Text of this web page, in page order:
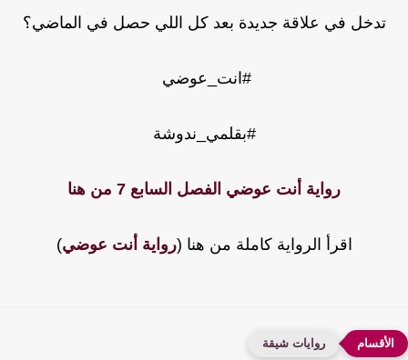
تدخل في علاقة جديدة بعد كل اللي حصل في الماضي؟
#انت_عوضي
#بقلمي_ندوشة
رواية أنت عوضي الفصل السابع 7 من هنا
اقرأ الرواية كاملة من هنا (رواية أنت عوضي)
روايات شيقة